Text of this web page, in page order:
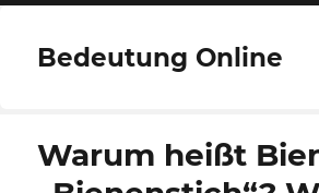
Bedeutung Online
Warum heißt